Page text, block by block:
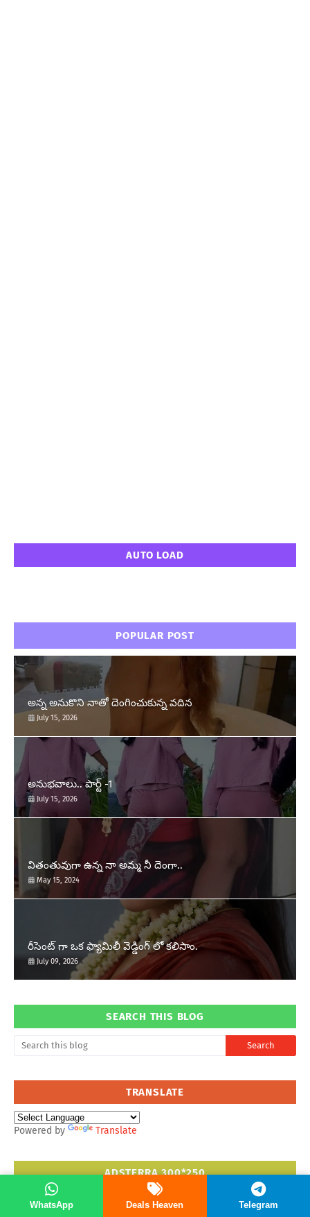
AUTO LOAD
POPULAR POST
అన్న అనుకొని నాతో దెంగించుకున్న వదిన
July 15, 2026
అనుభవాలు.. పార్ట్ -1
July 15, 2026
వితంతువుగా ఉన్న నా అమ్మ నీ దెంగా..
May 15, 2024
రీసెంట్ గా ఒక ఫ్యామిలీ వెడ్డింగ్ లో కలిసాం.
July 09, 2026
SEARCH THIS BLOG
TRANSLATE
Powered by Translate
ADSTERRA 300*250
WhatsApp Deals Heaven Telegram